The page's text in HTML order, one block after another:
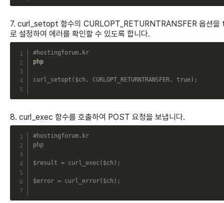
7. curl_setopt 함수의 CURLOPT_RETURNTRANSFER 옵션을
로 설정하여 에러를 확인할 수 있도록 합니다.
#hostingforum.kr
php
curl_setopt ( $ch , CURLOPT_RETURNTRANSFER, true) ;
8. curl_exec 함수를 호출하여 POST 요청을 보냅니다.
#hostingforum.kr
php
$result = curl_exec( $ch ) ;
$error = curl_error( $ch ) ;